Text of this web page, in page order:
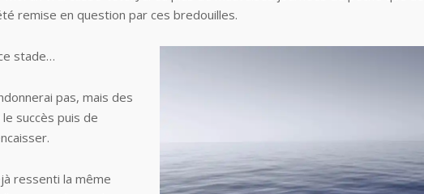
remise en question par ces bredouilles.
stade…
pas, mais des
succès puis de
ressenti la même